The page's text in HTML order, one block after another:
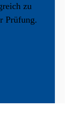
zu
Prüfung.